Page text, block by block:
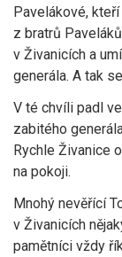
Pavelákové,
z bratrů
v Živanicích a
generála. A tak
V té chvíli padl
zabitého
Rychle Živanice
na pokoji.
Mnohý nevěřící
v Živanicích
pamětníci vždy